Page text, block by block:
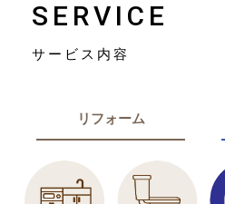
SERVICE
サービス内容
リフォーム